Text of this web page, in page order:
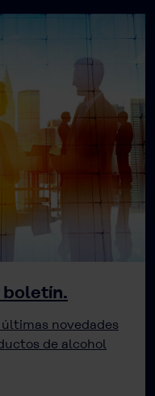
boletín.
novedades
de alcohol